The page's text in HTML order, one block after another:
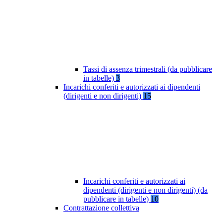
Tassi di assenza trimestrali (da pubblicare
in tabelle) 3
Incarichi conferiti e autorizzati ai dipendenti
(dirigenti e non dirigenti) 15
Incarichi conferiti e autorizzati ai
dipendenti (dirigenti e non dirigenti) (da
pubblicare in tabelle) 10
Contrattazione collettiva